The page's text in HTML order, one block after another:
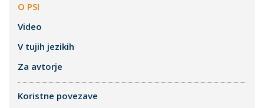
O PSI
Video
V tujih jezikih
Za avtorje
Koristne povezave